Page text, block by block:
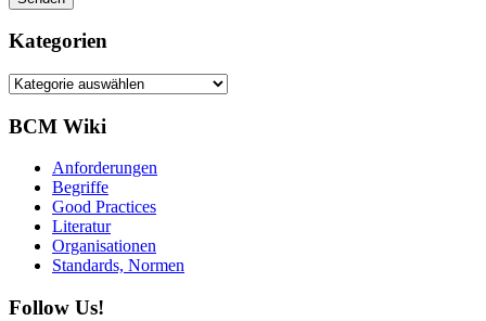
Kategorien
Kategorien
BCM Wiki
Anforderungen
Begriffe
Good Practices
Literatur
Organisationen
Standards, Normen
Follow Us!